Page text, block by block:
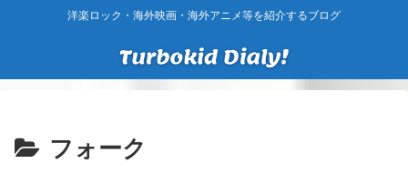
洋楽ロック・海外映画・海外アニメ等を紹介するブログ
フォーク